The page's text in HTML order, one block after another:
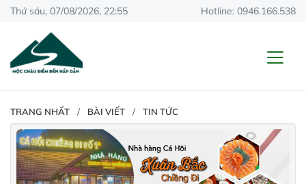
Thứ sáu, 07/08/2026, 22:55 Hotline: 0946.166.538
TRANG NHẤT BÀI VIẾT TIN TỨC